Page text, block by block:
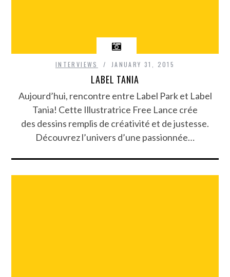
INTERVIEWS JANUARY 31, 2015
LABEL TANIA
Aujourd’hui, rencontre entre Label Park et Label
Tania! Cette Illustratrice Free Lance crée
des dessins remplis de créativité et de justesse.
Découvrez l’univers d’une passionnée…